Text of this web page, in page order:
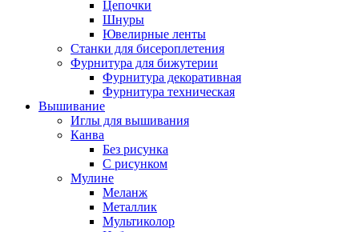
Цепочки
Шнуры
Ювелирные ленты
Станки для бисероплетения
Фурнитура для бижутерии
Фурнитура декоративная
Фурнитура техническая
Вышивание
Иглы для вышивания
Канва
Без рисунка
С рисунком
Мулине
Меланж
Металлик
Мультиколор